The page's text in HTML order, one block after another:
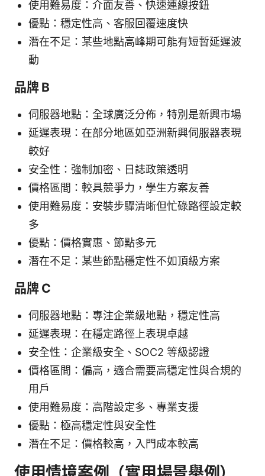
使用難易度：介面友善、快速連線按鈕
優點：穩定性高、客服回覆速度快
潛在不足：某些地點高峰期可能有短暫延遲波
動
品牌 B
伺服器地點：全球廣泛分佈，特別是新興市場
延遲表現：在部分地區如亞洲新興伺服器表現
較好
安全性：強制加密、日誌政策透明
價格區間：較具競爭力，學生方案友善
使用難易度：安裝步驟清晰但忙碌路徑設定較
多
優點：價格實惠、節點多元
潛在不足：某些節點穩定性不如頂級方案
品牌 C
伺服器地點：專注企業級地點，穩定性高
延遲表現：在穩定路徑上表現卓越
安全性：企業級安全、SOC2 等級認證
價格區間：偏高，適合需要高穩定性與合規的
用戶
使用難易度：高階設定多、專業支援
優點：極高穩定性與安全性
潛在不足：價格較高，入門成本較高